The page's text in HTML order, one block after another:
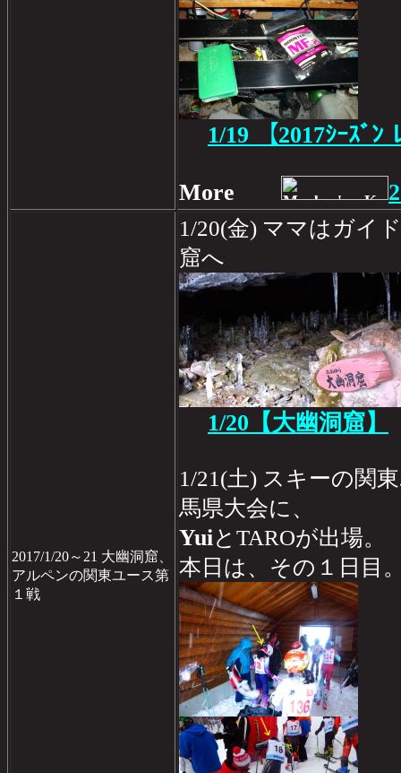
1/19 【2017ｼｰｽﾞﾝ
More
2017/1/20～21 大幽洞窟、
アルペンの関東ユース第
１戦
1/20(金) ママはガイ
窟へ
1/20 【大幽洞窟】
1/21(土) スキーの関
馬県大会に、
YuiとTAROが出場。
本日は、その１日目